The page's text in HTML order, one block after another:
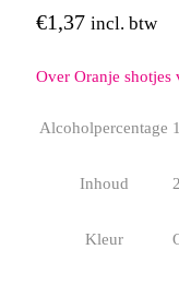
aantal
€1,37 incl. btw
Over Oranje
Alcoholpercentage
Inhoud
Kleur